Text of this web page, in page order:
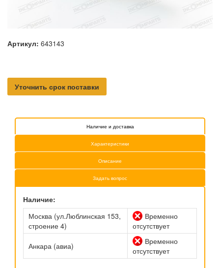
Артикул: 643143
Уточнить срок поставки
Наличие и доставка
Характеристики
Описание
Задать вопрос
Наличие:
Москва (ул.Люблинская 153,
строение 4)
Временно
отсутствует
Анкара (авиа)
Временно
отсутствует